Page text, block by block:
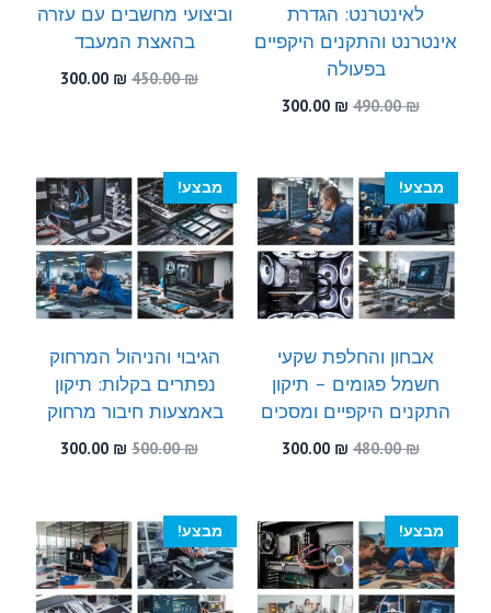
לאינטרנט: הגדרת
אינטרנט והתקנים היקפיים
בפעולה
490.00₪
המחיר
490.00 ₪.
300.00 ₪
300.00 ₪.
וביצועי מחשבים עם עזרה
בהאצת המעבד
450.00₪
המחיר
300.00 ₪
המחיר
מבצע!
אבחון והחלפת שקעי
חשמל פגומים – תיקון
התקנים היקפיים ומסכים
480.00₪
המחיר
480.00 ₪.
300.00 ₪
300.00 ₪.
מבצע!
הגיבוי והניהול המרחוק
נפתרים בקלות: תיקון
באמצעות חיבור מרחוק
500.00₪
המחיר
500.00 ₪.
300.00 ₪
המחיר
300.00 ₪.
מבצע! מבצע!